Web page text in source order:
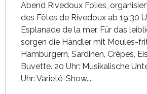
Abend Rivedoux Folies,
des Fêtes de Rivedoux ab 19:30
Esplanade de la mer. Für das
sorgen die Händler mit Moules-
Hamburgern, Sardinen, Crêpes,
Buvette. 20 Uhr: Musikalische
Uhr: Varieté-Show....